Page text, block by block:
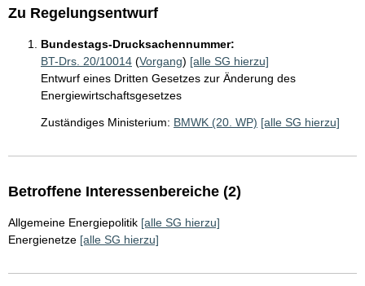
Zu Regelungsentwurf
Bundestags-Drucksachennummer:
BT-Drs. 20/10014 (Vorgang) [alle SG hierzu]
Entwurf eines Dritten Gesetzes zur Änderung des
Energiewirtschaftsgesetzes
Zuständiges Ministerium: BMWK (20. WP) [alle SG hierzu]
Betroffene Interessenbereiche (2)
Allgemeine Energiepolitik [alle SG hierzu]
Energienetze [alle SG hierzu]